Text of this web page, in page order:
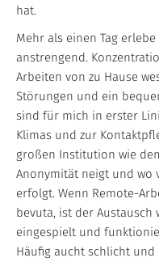
hat.
Mehr als einen Tag
anstrengend.
Arbeiten von zu Hause
Störungen und ein
sind für mich in erster
Klimas und zur
großen Institution wie
Anonymität neigt und
erfolgt. Wenn Remote-
bevuta, ist der
eingespielt und
Häufig aucht schlicht